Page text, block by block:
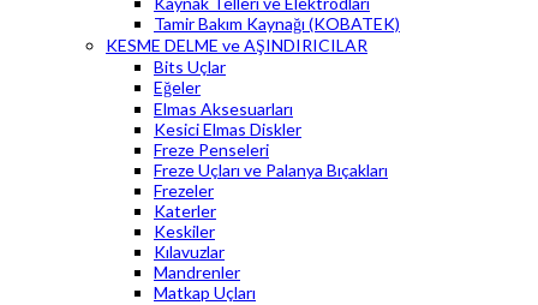
Tamir Bakım Kaynağı (KOBATEK)
KESME DELME ve AŞINDIRICILAR
Bits Uçlar
Eğeler
Elmas Aksesuarları
Kesici Elmas Diskler
Freze Penseleri
Freze Uçları ve Palanya Bıçakları
Frezeler
Katerler
Keskiler
Kılavuzlar
Mandrenler
Matkap Uçları